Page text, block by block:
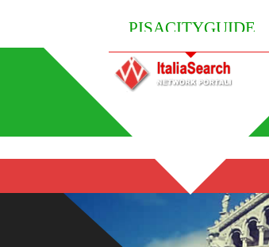
PISACITYGUIDE